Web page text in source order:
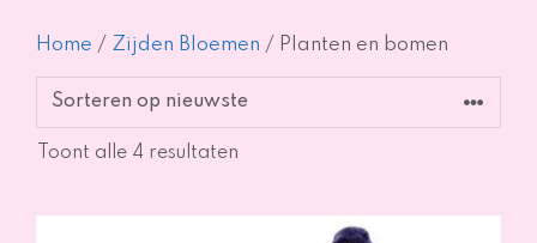
Home / Zijden Bloemen / Planten en bomen
Toont alle 4 resultaten